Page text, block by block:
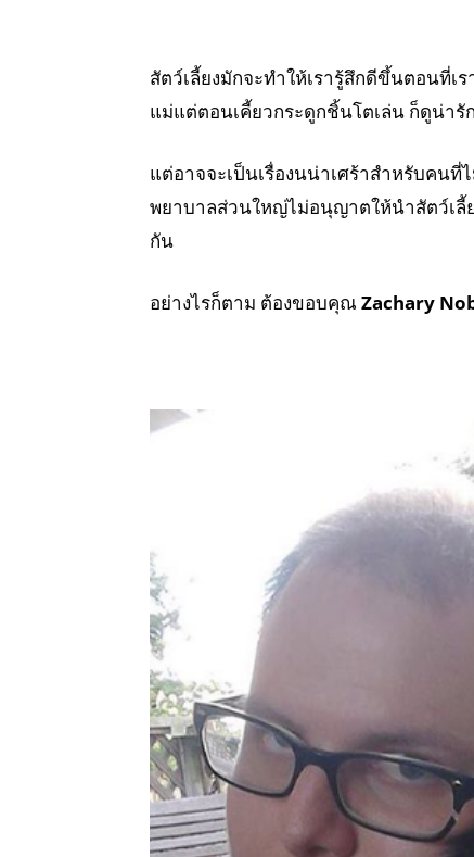
สัตว์เลี้ยงมักจะทำให้เรารู้สึกดีขึ้นตอนที่เ
แม่แต่ตอนเคี้ยวกระดูกชิ้นโตเล่น ก็ดูน่ารั
แต่อาจจะเป็นเรื่องนน่าเศร้าสำหรับคนที่
พยาบาลส่วนใหญ่ไม่อนุญาตให้นำสัตว์เลี้
กัน
อย่างไรก็ตาม ต้องขอบคุณ Zachary